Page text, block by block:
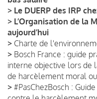
> Le DUERP des IRP
> L’Organisation de la
aujourd’hui
> Charte de
> Bosch France : guide
interne objective lors de
de harcèlement moral
> #PasChezBosch :